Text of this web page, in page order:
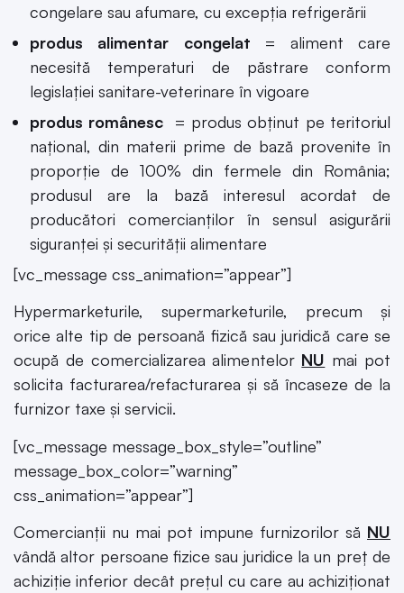
congelare sau afumare, cu excepţia refrigerării
produs alimentar congelat = aliment care
necesită temperaturi de păstrare conform
legislaţiei sanitare-veterinare în vigoare
produs românesc
= produs obţinut pe teritoriul
naţional, din materii prime de bază provenite în
proporţie de 100% din fermele din România;
produsul are la bază interesul acordat de
producători comercianţilor în sensul asigurării
siguranţei şi securităţii alimentare
[vc_message css_animation=”appear”]
Hypermarketurile, supermarketurile, precum și
orice alte tip de persoană fizică sau juridică care se
ocupă de comercializarea alimentelor NU mai pot
solicita facturarea/refacturarea şi să încaseze de la
furnizor taxe şi servicii.
[vc_message message_box_style=”outline”
message_box_color=”warning”
css_animation=”appear”]
Comercianții nu mai pot impune furnizorilor să NU
vândă altor persoane fizice sau juridice la un preț de
achiziție inferior decât prețul cu care au achiziționat